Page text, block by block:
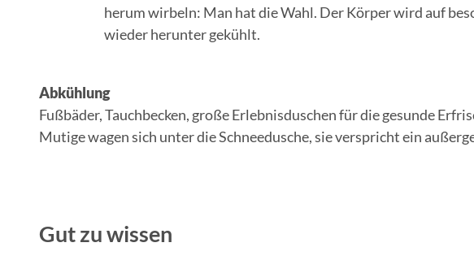
herum wirbeln: Man hat die Wahl. Der Körper wird auf
wieder herunter gekühlt.
Abkühlung
Fußbäder, Tauchbecken, große Erlebnisduschen für die gesunde
Mutige wagen sich unter die Schneedusche, sie verspricht ein
Gut zu wissen